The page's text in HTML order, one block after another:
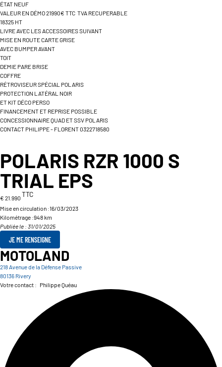
ÉTAT NEUF
VALEUR EN DÉMO 21990€ TTC TVA RECUPERABLE
18325 HT
LIVRE AVEC LES ACCESSOIRES SUIVANT
MISE EN ROUTE CARTE GRISE
AVEC BUMPER AVANT
TOIT
DEMIE PARE BRISE
COFFRE
RÉTROVISEUR SPÉCIAL POLARIS
PROTECTION LATÉRAL NOIR
ET KIT DÉCO PERSO
FINANCEMENT ET REPRISE POSSIBLE
CONCESSIONNAIRE QUAD ET SSV POLARIS
CONTACT PHILIPPE - FLORENT 0322718580
POLARIS RZR 1000 S
TRIAL EPS
€ 21.990 TTC
Mise en circulation :16/03/2023
Kilométrage :948 km
Publiée le : 31/01/2025
JE ME RENSEIGNE
MOTOLAND
218 Avenue de la Défense Passive
80136 Rivery
Votre contact : Philippe Quéau